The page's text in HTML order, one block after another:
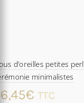
d’oreilles petites
minimalistes
€ TTC